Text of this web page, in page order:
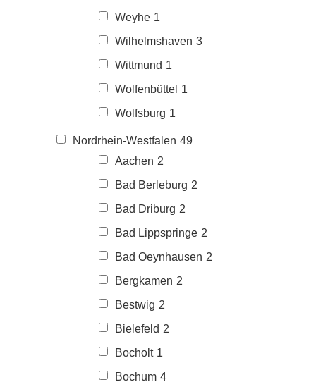
Weyhe 1
Wilhelmshaven 3
Wittmund 1
Wolfenbüttel 1
Wolfsburg 1
Nordrhein-Westfalen 49
Aachen 2
Bad Berleburg 2
Bad Driburg 2
Bad Lippspringe 2
Bad Oeynhausen 2
Bergkamen 2
Bestwig 2
Bielefeld 2
Bocholt 1
Bochum 4